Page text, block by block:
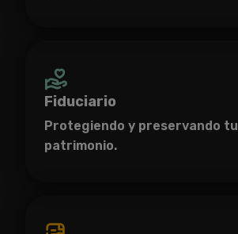
Fiduciario
Protegiendo y preservando tu
patrimonio.